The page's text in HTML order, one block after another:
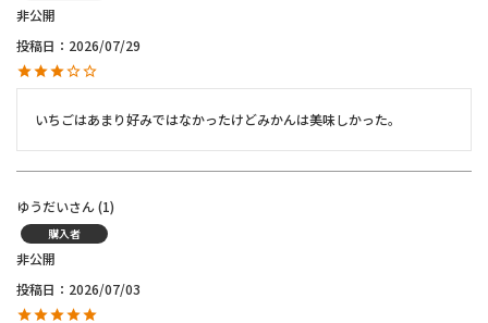
非公開
投稿日
2026/07/29
いちごはあまり好みではなかったけどみかんは美味しかった。
ゆうだい 1
購入者
非公開
投稿日
2026/07/03